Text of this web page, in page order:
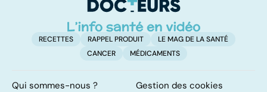
RECETTES RAPPEL PRODUIT
LE MAG DE LA SANTÉ
CANCER
MÉDICAMENTS
Qui sommes-nous ?
Gestion des cookies